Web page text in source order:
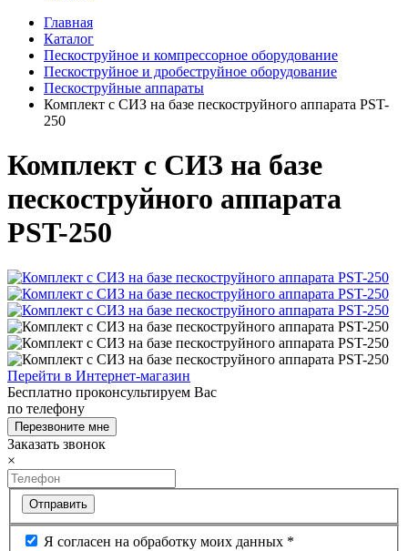
Главная
Каталог
Пескоструйное и компрессорное оборудование
Пескоструйное и дробеструйное оборудование
Пескоструйные аппараты
Комплект с СИЗ на базе пескоструйного аппарата PST-
250
Комплект с СИЗ на базе
пескоструйного аппарата
PST-250
Перейти в Интернет-магазин
Бесплатно проконсультируем Вас
по телефону
Перезвоните мне
Заказать звонок
×
Отправить
Я согласен на обработку моих данных *